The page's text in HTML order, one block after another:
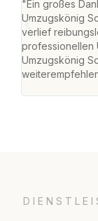
"Ein großes
Umzugskönig
verlief
professionellen
Umzugskönig